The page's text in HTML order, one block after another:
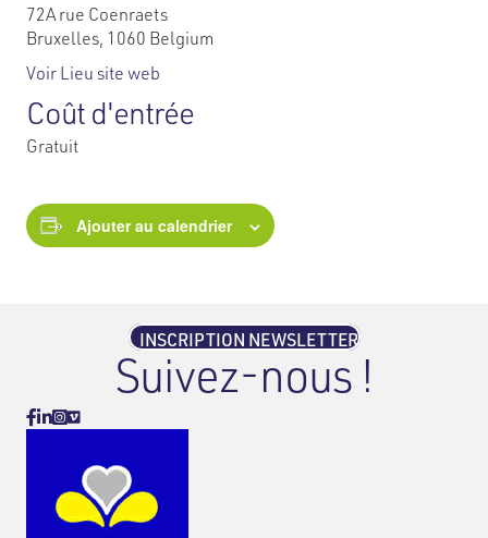
72A rue Coenraets
Bruxelles, 1060 Belgium
Voir Lieu site web
Coût d'entrée
Gratuit
Ajouter au calendrier
INSCRIPTION NEWSLETTER
Suivez-nous !
Facebook
Linkedin
Instagram
Vimeo